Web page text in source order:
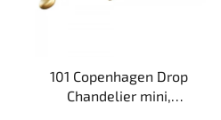
101 Copenhagen Drop
Chandelier mini,